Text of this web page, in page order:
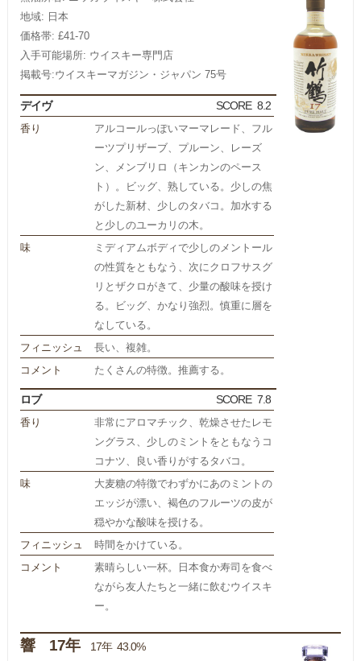
地域: 日本
価格帯: £41-70
入手可能場所: ウイスキー専門店
掲載号:ウイスキーマガジン・ジャパン 75号
デイヴ SCORE 8.2
香り
アルコールっぽいマーマレード、フル
ーツプリザーブ、プルーン、レーズ
ン、メンブリロ（キンカンのペース
ト）。ビッグ、熟している。少しの焦
がした新材、少しのタバコ。加水する
と少しのユーカリの木。
味
ミディアムボディで少しのメントール
の性質をともなう、次にクロフサスグ
リとザクロがきて、少量の酸味を授け
る。ビッグ、かなり強烈。慎重に層を
なしている。
フィニッシュ
長い、複雑。
コメント
たくさんの特徴。推薦する。
ロブ SCORE 7.8
香り
非常にアロマチック、乾燥させたレモ
ングラス、少しのミントをともなうコ
コナツ、良い香りがするタバコ。
味
大麦糖の特徴でわずかにあのミントの
エッジが漂い、褐色のフルーツの皮が
穏やかな酸味を授ける。
フィニッシュ
時間をかけている。
コメント
素晴らしい一杯。日本食か寿司を食べ
ながら友人たちと一緒に飲むウイスキ
ー。
響 17年 17年 43.0%